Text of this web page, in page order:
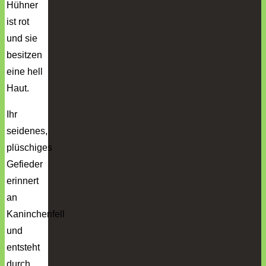
Hühner
ist rot
und sie
besitzen
eine hell
Haut.
Ihr
seidenes,
plüschiges
Gefieder
erinnert
an
Kaninchenfell
und
entsteht
durch